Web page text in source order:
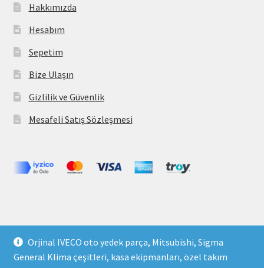
Orjinal IVECO oto yedek parça, Mitsubishi, Sigma
General Klima çeşitleri, kasa ekipmanları, özel takım
Hakkımızda
Hesabım
Sepetim
Bize Ulaşın
Gizlilik ve Güvenlik
Mesafeli Satış Sözleşmesi
Copyright 2021 © parcavs.com Tüm hakları saklıdır. Kredi
kartı bilgileriniz 256bit SSL sertifikası ile korunmaktadır.